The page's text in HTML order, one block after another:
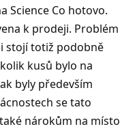
Science Co hotovo.
k prodeji. Problém
stojí totiž podobně
kusů bylo na
byly především
se tato
nárokům na místo